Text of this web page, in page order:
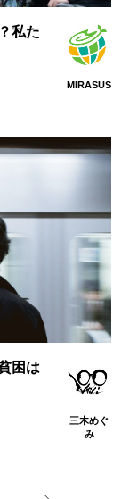
私た
MIRASUS
困は
三木めぐ
み